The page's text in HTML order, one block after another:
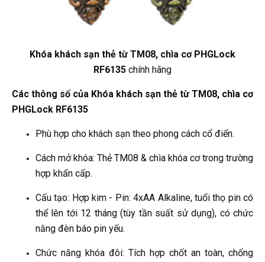
Khóa khách sạn thẻ từ TM08, chìa cơ PHGLock
RF6135 chính hãng
Các thông số của Khóa khách sạn thẻ từ TM08, chìa cơ
PHGLock RF6135
Phù hợp cho khách sạn theo phong cách cổ điển.
Cách mở khóa: Thẻ TM08 & chìa khóa cơ trong trường
hợp khẩn cấp.
Cấu tạo: Hợp kim - Pin: 4xAA Alkaline, tuổi thọ pin có
thể lên tới 12 tháng (tùy tần suất sử dụng), có chức
năng đèn báo pin yếu.
Chức năng khóa đôi: Tích hợp chốt an toàn, chống